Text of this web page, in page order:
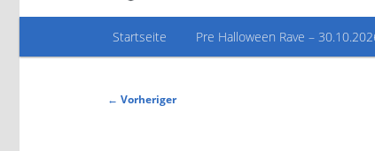
Startseite Pre Halloween Rave –
Beitragsnavigation
← Vorheriger